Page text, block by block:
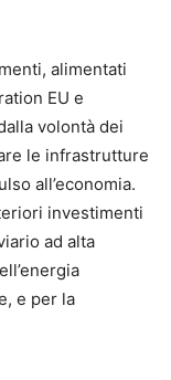
alimentati
EU e
volontà dei
le infrastrutture
all’economia.
investimenti
ad alta
e per la